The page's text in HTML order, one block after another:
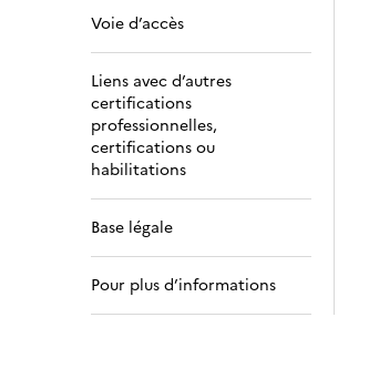
Voie d’accès
Liens avec d’autres
certifications
professionnelles,
certifications ou
habilitations
Base légale
Pour plus d’informations